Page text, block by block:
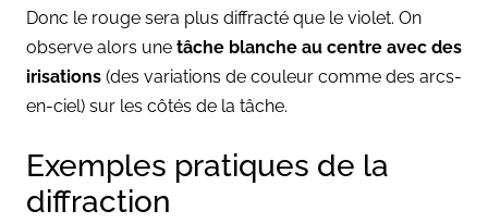
Donc le rouge sera plus diffracté que le violet. On
observe alors une tâche blanche au centre avec des
irisations (des variations de couleur comme des arcs-
en-ciel) sur les côtés de la tâche.
Exemples pratiques de la
diffraction